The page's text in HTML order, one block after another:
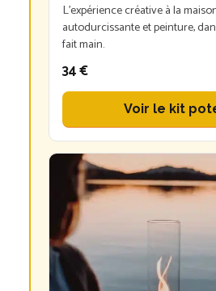
L’expérience créative à la
autodurcissante et peinture,
fait main.
34 €
Voir le kit